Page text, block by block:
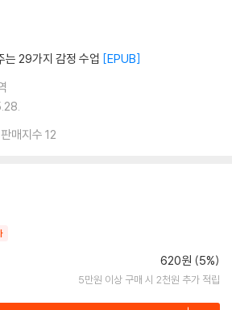
는 29가지 감정 수업 EPUB
판매지수 12
620원 (5%)
5만원 이상 구매 시 2천원 추가 적립